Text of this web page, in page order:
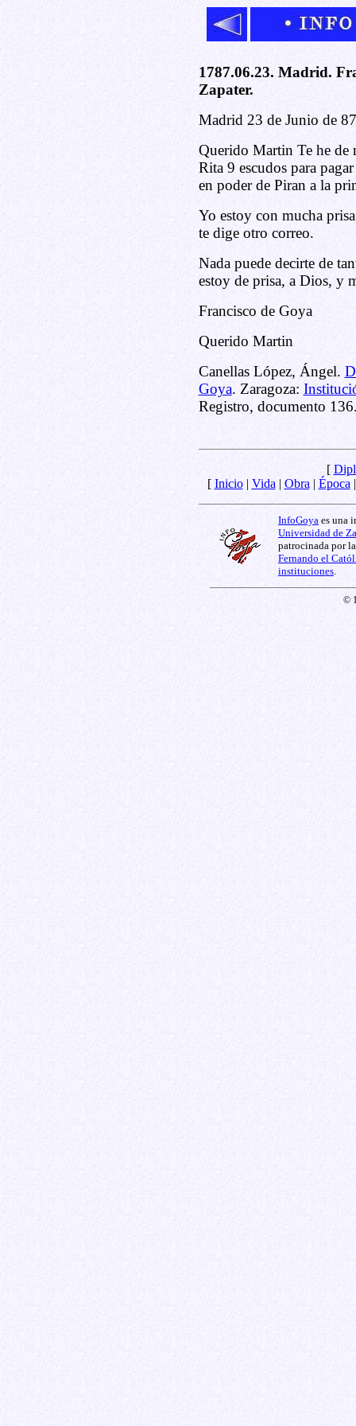
1787.06.23. Madrid.
Zapater.
Madrid 23 de Junio de 87
Querido Martin Te he de
Rita 9 escudos para
en poder de Piran a la
Yo estoy con mucha
te dige otro correo.
Nada puede decirte de
estoy de prisa, a Dios, y
Francisco de Goya
Querido Martin
Canellas López, Ángel.
Goya. Zaragoza:
Registro, documento
[
[ Inicio| Vida | Obra | Época
InfoGoya es una
Universidad de
patrocinada por
Fernando el
instituciones
©